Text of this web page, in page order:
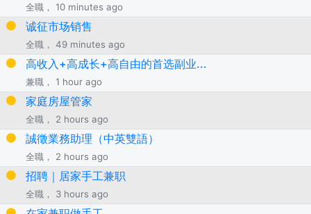
全職， 10 minutes ago
诚征市场销售
全職， 49 minutes ago
高收入+高成长+高自由的首选副业...
兼職， 1 hour ago
家庭房屋管家
全職， 2 hours ago
誠徵業務助理（中英雙語）
全職， 2 hours ago
招聘｜居家手工兼职
全職， 3 hours ago